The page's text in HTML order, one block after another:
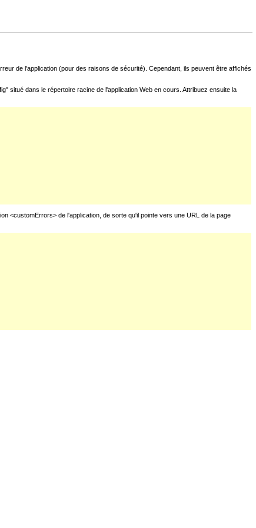
de l'application (pour des raisons de sécurité). Cependant, ils peuvent être affichés
situé dans le répertoire racine de l'application Web en cours. Attribuez ensuite la
<customErrors> de l'application, de sorte qu'il pointe vers une URL de la page